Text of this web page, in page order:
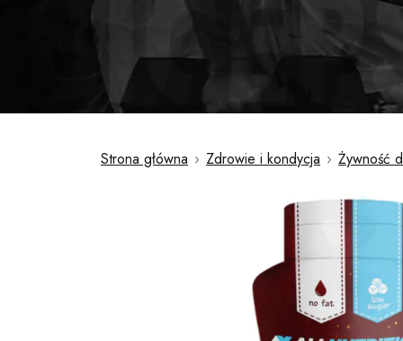
Strona główna › Zdrowie i kondycja › Żywność